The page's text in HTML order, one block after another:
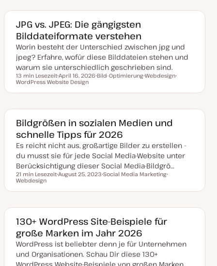
m
k
t
u
a
l
s
i
e
r
t
a
a
JPG vs. JPEG: Die gängigsten
Bilddateiformate verstehen
Worin besteht der Unterschied zwischen jpg und
jpeg? Erfahre, wofür diese Bilddateien stehen und
warum sie unterschiedlich geschrieben sind.
Lesezeit
13 min Lesezeit
D
t
m
k
t
u
a
l
s
i
e
r
April 16, 2026
e
a
Bild-Optimierung
e
a
Webdesign
e
a
WordPress Website Design
Bildgrößen in sozialen Medien und
schnelle Tipps für 2026
Es reicht nicht aus, großartige Bilder zu erstellen -
du musst sie für jede Social Media-Website unter
Berücksichtigung dieser Social Media-Bildgrö…
Lesezeit
21 min Lesezeit
t
m
k
t
u
a
l
s
i
August 25, 2023
e
a
Social Media Marketing
e
a
Webdesign
130+ WordPress Site-Beispiele für
große Marken im Jahr 2026
WordPress ist beliebter denn je für Unternehmen
und Organisationen. Schau Dir diese 130+